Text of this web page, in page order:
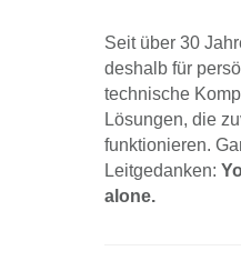
Seit über 30
deshalb für
technische
Lösungen, die
funktionieren.
Leitgedanken:
alone.